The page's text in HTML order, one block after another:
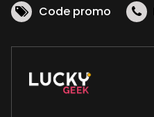
Code promo